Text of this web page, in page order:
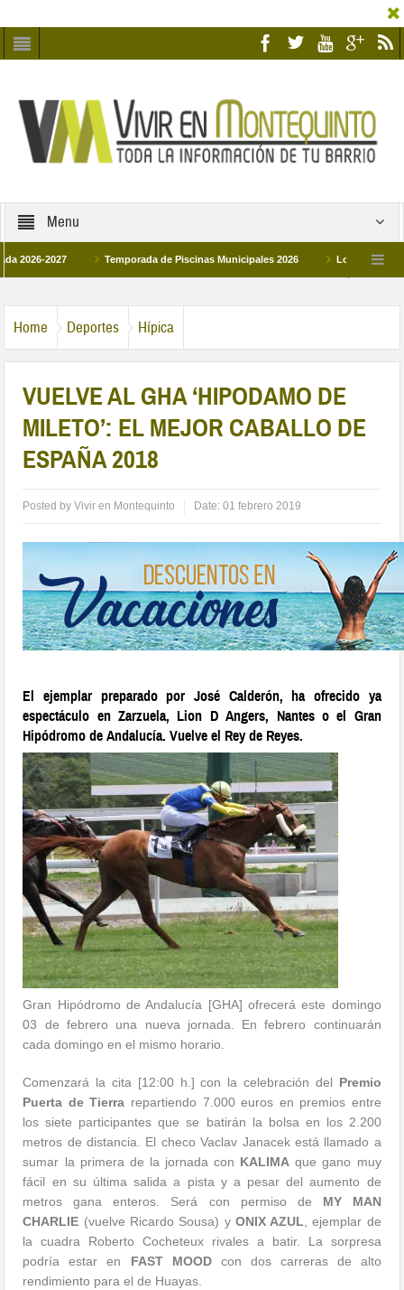
Menu
2027 Temporada de Piscinas Municipales 2026 Los Campus de
Home Deportes Hípica
VUELVE AL GHA ‘HIPODAMO DE
MILETO’: EL MEJOR CABALLO DE
ESPAÑA 2018
Posted byVivir en Montequinto Date:01 febrero 2019
El ejemplar preparado por José Calderón, ha ofrecido ya
espectáculo en Zarzuela, Lion D Angers, Nantes o el Gran
Hipódromo de Andalucía. Vuelve el Rey de Reyes.
Gran Hipódromo de Andalucía [GHA] ofrecerá este domingo
03 de febrero una nueva jornada. En febrero continuarán
cada domingo en el mismo horario.
Comenzará la cita [12:00 h.] con la celebración del Premio
Puerta de Tierra repartiendo 7.000 euros en premios entre
los siete participantes que se batirán la bolsa en los 2.200
metros de distancia. El checo Vaclav Janacek está llamado a
sumar la primera de la jornada con KALIMA que gano muy
fácil en su última salida a pista y a pesar del aumento de
metros gana enteros. Será con permiso de MY MAN
CHARLIE (vuelve Ricardo Sousa) y ONIX AZUL , ejemplar de
la cuadra Roberto Cocheteux rivales a batir. La sorpresa
podría estar en FAST MOODcon dos carreras de alto
rendimiento para el de Huayas.